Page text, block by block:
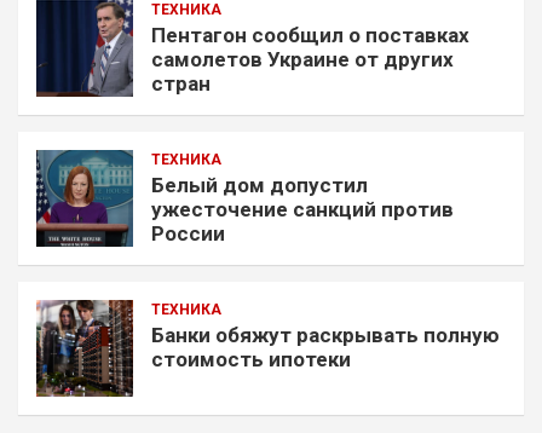
ТЕХНИКА
Пентагон сообщил о поставках
самолетов Украине от других
стран
ТЕХНИКА
Белый дом допустил
ужесточение санкций против
России
ТЕХНИКА
Банки обяжут раскрывать полную
стоимость ипотеки